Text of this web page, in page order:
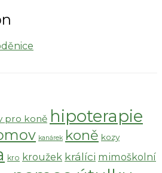
pro koně hipoterapie
kanárek koně kozy
kro kroužek králíci mimoškolní